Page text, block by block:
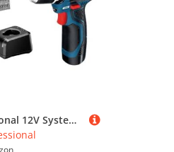
Bosch Professional 12V System Akku Bohrschrauber GSR 12V-15 (inkl. 2x 2.0Ah Akku, Ladegerät GAL 12V-20, 25-tlg.-Bit-Set, Werkzeugtasche)